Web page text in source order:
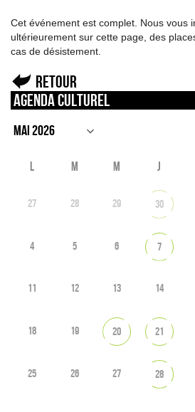
Cet événement est complet. Nous vous
ultérieurement sur cette page, des
cas de désistement.
Retour
Agenda culturel
L M M J
27 28 29 30
4 5 6 7
11 12 13 14
18 19 20 21
25 26 27 28